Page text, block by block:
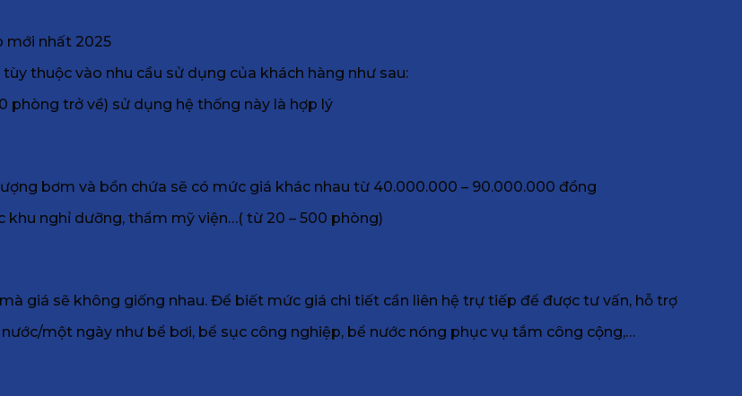
mới nhất 2025
thuộc vào nhu cầu sử dụng của khách hàng như sau:
phòng trở về) sử dụng hệ thống này là hợp lý
bơm và bồn chứa sẽ có mức giá khác nhau từ 40.000.000 – 90.000.000 đồng
khu nghỉ dưỡng, thẩm mỹ viện…( từ 20 – 500 phòng)
giá sẽ không giống nhau. Để biết mức giá chi tiết cần liên hệ trự tiếp để được tư vấn, hỗ trợ
một ngày như bể bơi, bể sục công nghiệp, bể nước nóng phục vụ tắm công cộng,…